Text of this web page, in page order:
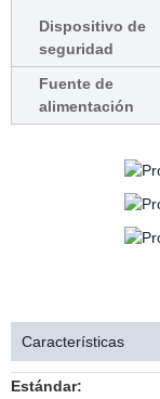
Dispositivo de
seguridad
Fuente de
alimentación
Características
Estándar: